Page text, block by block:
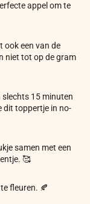
appel om te
ook een van de
niet tot op de gram
slechts 15 minuten
dit toppertje in no-
samen met een
🥰
fleuren. 🍂